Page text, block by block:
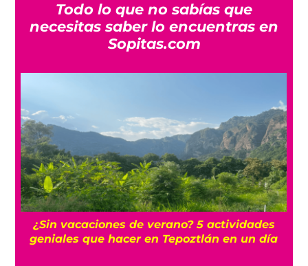
Todo lo que no sabías que
necesitas saber lo encuentras en
Sopitas.com
un día
La historia oculta del barrio Romita,
los más misteriosos de la CDMX